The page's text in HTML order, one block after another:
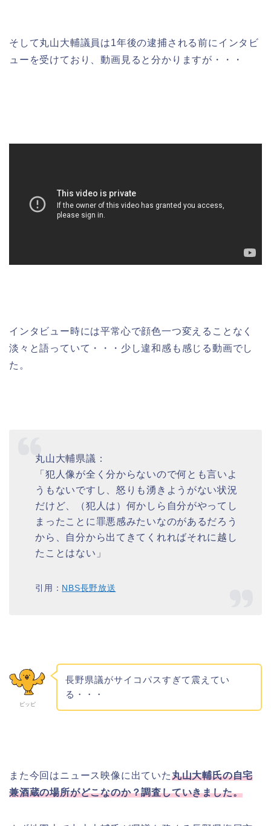
そして丸山大輔議員は1年後の逮捕される前にインタビ
ューを受けており、動画見ると分かりますが・・・
インタビュー時には平常心で顔色一つ変えることなく
淡々と語っていて・・・少し違和感も感じる動画でし
た。
丸山大輔県議：
「犯人像が全く分からないので何とも言いよ
うもないですし、怒りも湧きようがない状況
だけど、（犯人は）何かしら自分がやってし
まったことに罪悪感みたいなのがあるだろう
から、自分から出てきてくれればそれに越し
たことはない」
引用： NBS長野放送
ピッピ
長野県議がサイコパスすぎて震えてい
る・・・
また今回はニュース映像に出ていた丸山大輔氏の自宅
兼酒蔵の場所がどこなのか？調査していきました。